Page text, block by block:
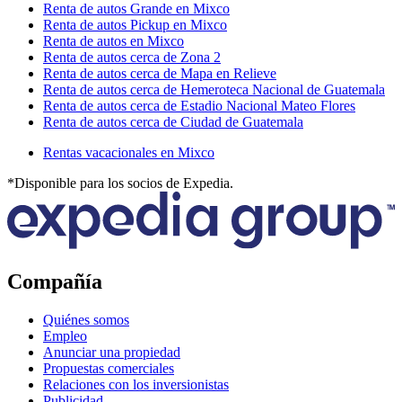
Renta de autos Grande en Mixco
Renta de autos Pickup en Mixco
Renta de autos en Mixco
Renta de autos cerca de Zona 2
Renta de autos cerca de Mapa en Relieve
Renta de autos cerca de Hemeroteca Nacional de Guatemala
Renta de autos cerca de Estadio Nacional Mateo Flores
Renta de autos cerca de Ciudad de Guatemala
Rentas vacacionales en Mixco
*Disponible para los socios de Expedia.
Compañía
Quiénes somos
Empleo
Anunciar una propiedad
Propuestas comerciales
Relaciones con los inversionistas